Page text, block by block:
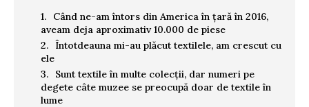
Când ne-am întors din America în țară în 2016,
aveam deja aproximativ 10.000 de piese
Întotdeauna mi-au plăcut textilele, am crescut cu
ele
Sunt textile în multe colecții, dar numeri pe
degete câte muzee se preocupă doar de textile în
lume